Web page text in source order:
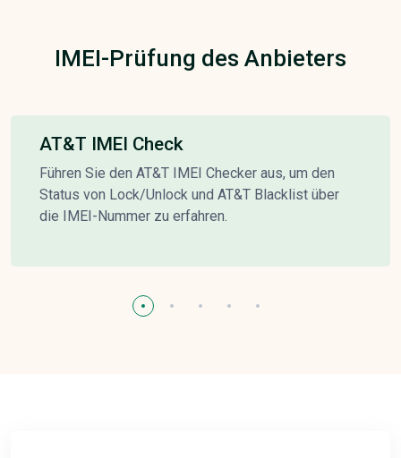
IMEI-Prüfung des Anbieters
AT&T IMEI Check
Führen Sie den AT&T IMEI Checker aus, um den
Status von Lock/Unlock und AT&T Blacklist über
die IMEI-Nummer zu erfahren.